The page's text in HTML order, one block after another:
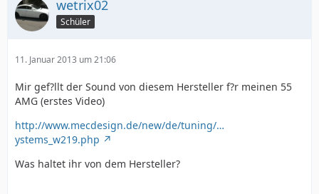
wetrix02
Schüler
11. Januar 2013 um 21:06
Mir gef?llt der Sound von diesem Hersteller f?r meinen 55
AMG (erstes Video)
http://www.mecdesign.de/new/de/tuning/…
ystems_w219.php
Was haltet ihr von dem Hersteller?